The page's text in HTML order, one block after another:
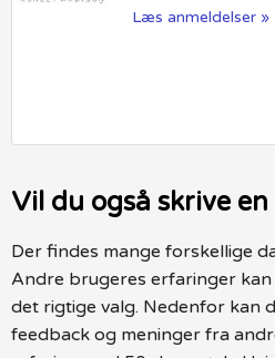
Læs anmeldelser »
Vil du også skrive
Der findes mange forskellige
Andre brugeres erfaringer
det rigtige valg. Nedenfor kan
feedback og meninger fra